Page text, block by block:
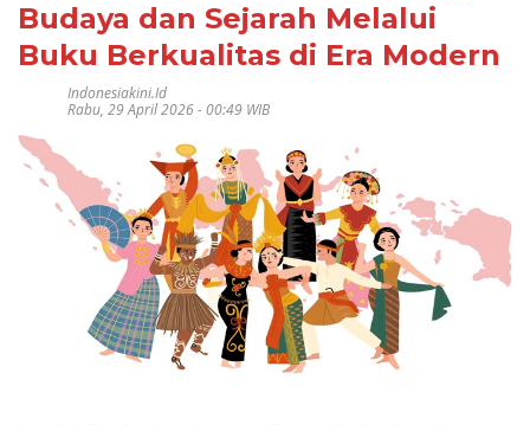
Budaya dan Sejarah Melalui
Buku Berkualitas di Era Modern
Indonesiakini.id
Rabu, 29 April 2026 - 00:49 WIB